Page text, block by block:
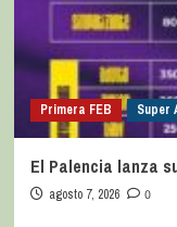
Primera FEB Super
El Palencia lanza
agosto 7, 2026 0